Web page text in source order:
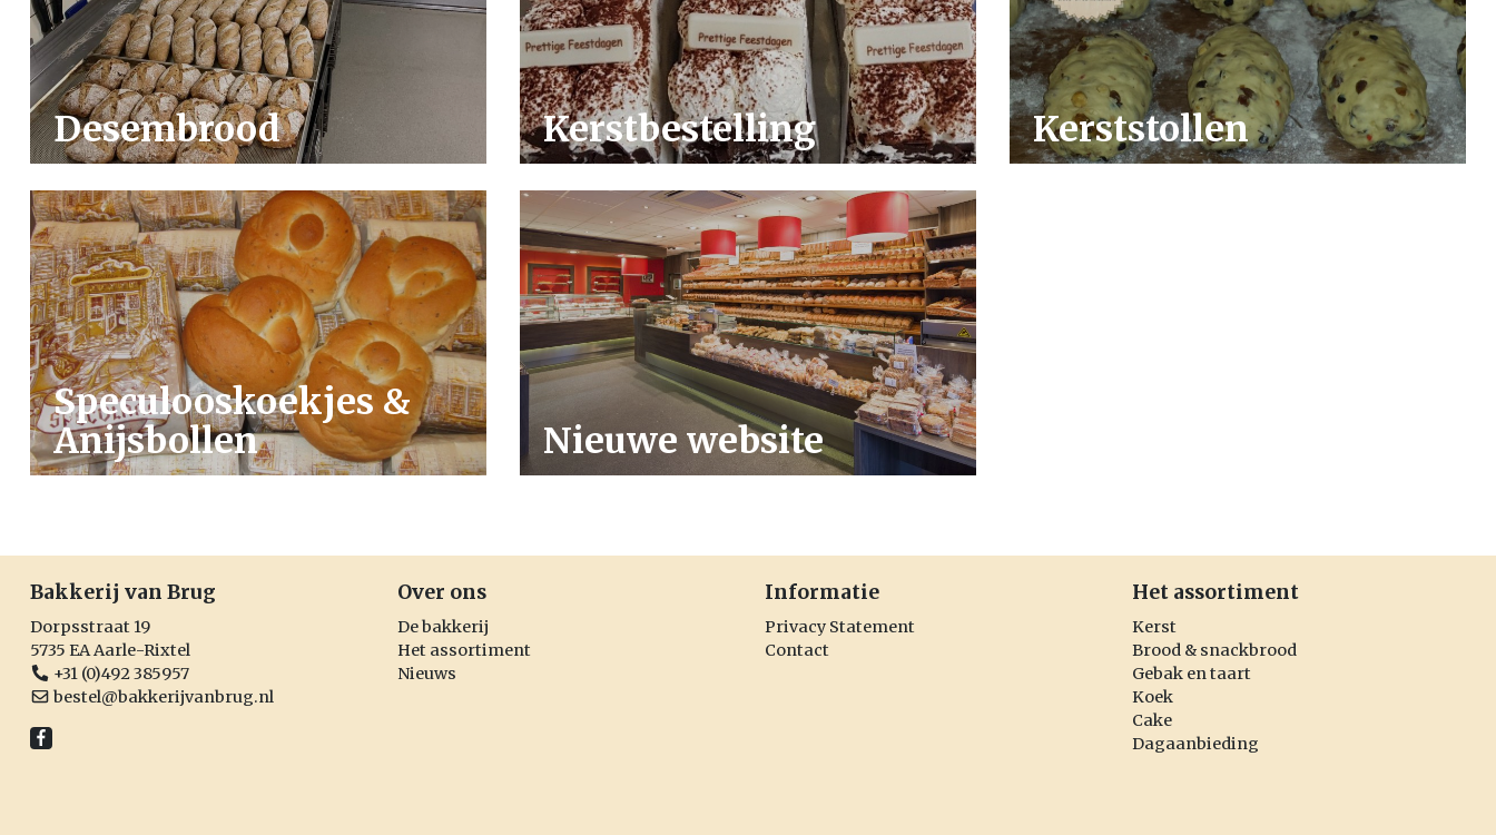
Desembrood Kerstbestelling Kerststollen
Speculooskoekjes &
Anijsbollen
Nieuwe website
Bakkerij van Brug
Dorpsstraat 19
5735 EA Aarle-Rixtel
+31 (0)492 385957
bestel@bakkerijvanbrug.nl
Over ons
De bakkerij
Het assortiment
Nieuws
Informatie
Privacy Statement
Contact
Het assortiment
Kerst
Brood & snackbrood
Gebak en taart
Koek
Cake
Dagaanbieding